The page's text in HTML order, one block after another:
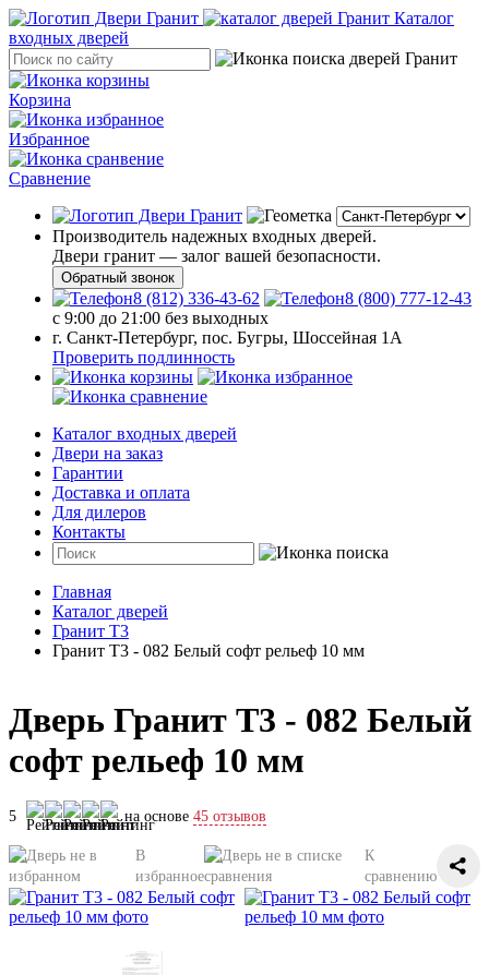
Каталог
входных дверей
Корзина
Избранное
Сравнение
Производитель надежных входных дверей.
Двери гранит — залог вашей безопасности.
Обратный звонок
8 (812) 336-43-62
8 (800) 777-12-43
с 9:00 до 21:00 без выходных
г. Санкт-Петербург, пос. Бугры, Шоссейная 1А
Проверить подлинность
Каталог входных дверей
Двери на заказ
Гарантии
Доставка и оплата
Для дилеров
Контакты
Главная
Каталог дверей
Гранит Т3
Гранит Т3 - 082 Белый софт рельеф 10 мм
Дверь Гранит Т3 - 082 Белый
софт рельеф 10 мм
5 на основе 45 отзывов
В
избранное
К
сравнению